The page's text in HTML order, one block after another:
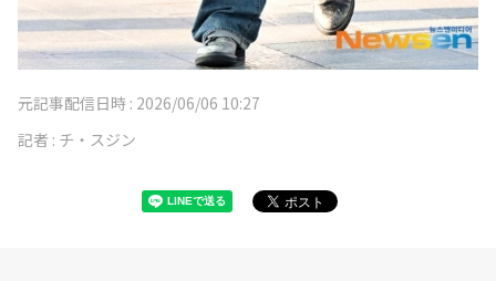
元記事配信日時 : 2026/06/06 10:27
記者 : チ・スジン